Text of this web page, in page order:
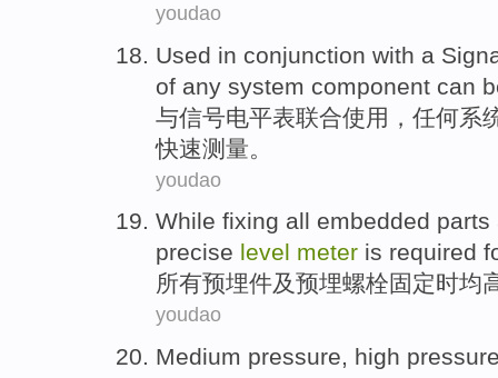
youdao
Used in conjunction with a
of any system component can
与信号电平表联合使用 ， 任何系
快速测量 。
youdao
While fixing all embedded parts
precise level meter is required
所有预埋件及预埋螺栓固定时均
youdao
Medium pressure, high